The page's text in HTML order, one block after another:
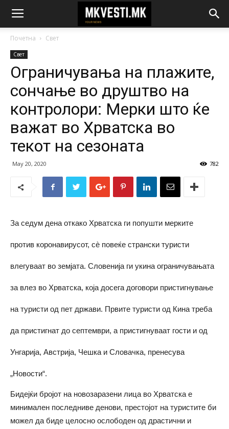
Почетна Свет
Свет
Ограничувања на плажите,
сончање во друштво на
контролори: Мерки што ќе
важат во Хрватска во
текот на сезоната
May 20, 2020 782
За седум дена откако Хрватска ги попушти мерките
против коронавирусот, сè повеќе странски туристи
влегуваат во земјата. Словенија ги укина ограничувањата
за влез во Хрватска, која досега договори пристигнување
на туристи од пет држави. Првите туристи од Кина треба
да пристигнат до септември, а пристигнуваат гости и од
Унгарија, Австрија, Чешка и Словачка, пренесува
„Новости“.
Бидејќи бројот на новозаразени лица во Хрватска е
минимален последниве денови, престојот на туристите би
можел да биде целосно ослободен од драстични и